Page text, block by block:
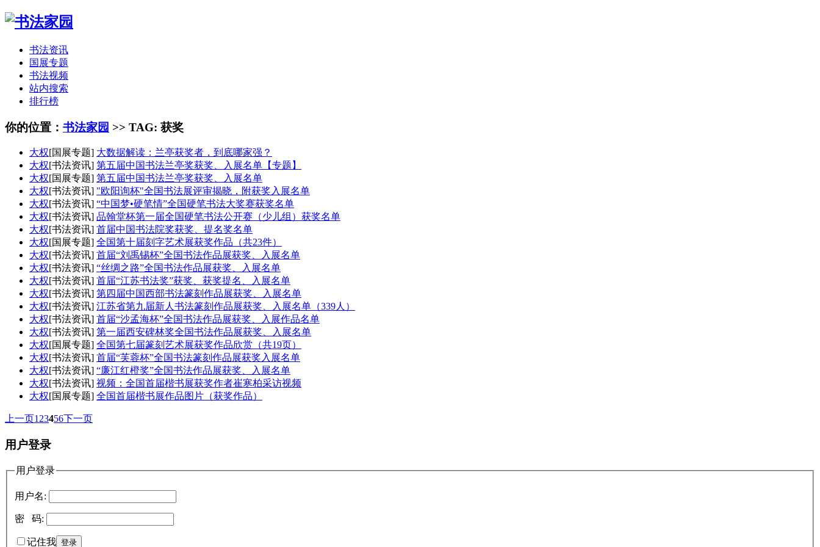
书法资讯
国展专题
书法视频
站内搜索
排行榜
你的位置： 书法家园 >> TAG: 获奖
大权[国展专题] 大数据解读：兰亭获奖者，到底哪家强？
大权[书法资讯] 第五届中国书法兰亭奖获奖、入展名单【专题】
大权[国展专题] 第五届中国书法兰亭奖获奖、入展名单
大权[书法资讯] "欧阳询杯"全国书法展评审揭晓，附获奖入展名单
大权[书法资讯] “中国梦•硬笔情”全国硬笔书法大奖赛获奖名单
大权[书法资讯] 品翰堂杯第一届全国硬笔书法公开赛（少儿组）获奖名单
大权[书法资讯] 首届中国书法院奖获奖、提名奖名单
大权[国展专题] 全国第十届刻字艺术展获奖作品（共23件）
大权[书法资讯] 首届“刘禹锡杯”全国书法作品展获奖、入展名单
大权[书法资讯] “丝绸之路”全国书法作品展获奖、入展名单
大权[书法资讯] 首届“江苏书法奖”获奖、获奖提名、入展名单
大权[书法资讯] 第四届中国西部书法篆刻作品展获奖、入展名单
大权[书法资讯] 江苏省第九届新人书法篆刻作品展获奖、入展名单（339人）
大权[书法资讯] 首届“沙孟海杯”全国书法作品展获奖、入展作品名单
大权[书法资讯] 第一届西安碑林奖全国书法作品展获奖、入展名单
大权[国展专题] 全国第七届篆刻艺术展获奖作品欣赏（共19页）
大权[书法资讯] 首届“芙蓉杯”全国书法篆刻作品展获奖入展名单
大权[书法资讯] “廉江红橙奖”全国书法作品展获奖、入展名单
大权[书法资讯] 视频：全国首届楷书展获奖作者崔寒柏采访视频
大权[国展专题] 全国首届楷书展作品图片（获奖作品）
上一页1 23456下一页
用户登录
用户登录
用户名:
密 码:
记住我